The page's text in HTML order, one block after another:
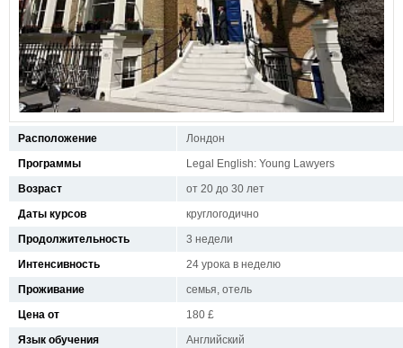
Расположение
Лондон
Программы
Legal English: Young Lawyers
Возраст
от 20 до 30 лет
Даты курсов
круглогодично
Продолжительность
3 недели
Интенсивность
24 урока в неделю
Проживание
семья, отель
Цена от
180 £
Язык обучения
Английский